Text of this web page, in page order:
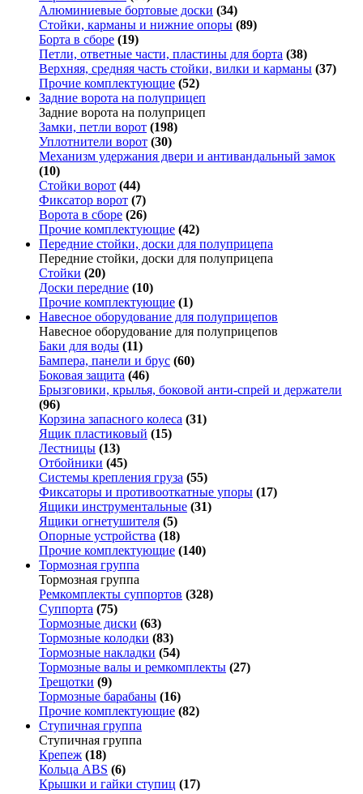
Алюминиевые бортовые доски (34)
Стойки, карманы и нижние опоры (89)
Борта в сборе (19)
Петли, ответные части, пластины для борта (38)
Верхняя, средняя часть стойки, вилки и карманы (37)
Прочие комплектующие (52)
Задние ворота на полуприцеп
Задние ворота на полуприцеп
Замки, петли ворот (198)
Уплотнители ворот (30)
Механизм удержания двери и антивандальный замок
(10)
Стойки ворот (44)
Фиксатор ворот (7)
Ворота в сборе (26)
Прочие комплектующие (42)
Передние стойки, доски для полуприцепа
Передние стойки, доски для полуприцепа
Стойки (20)
Доски передние (10)
Прочие комплектующие (1)
Навесное оборудование для полуприцепов
Навесное оборудование для полуприцепов
Баки для воды (11)
Бампера, панели и брус (60)
Боковая защита (46)
Брызговики, крылья, боковой анти-спрей и держатели
(96)
Корзина запасного колеса (31)
Ящик пластиковый (15)
Лестницы (13)
Отбойники (45)
Системы крепления груза (55)
Фиксаторы и противооткатные упоры (17)
Ящики инструментальные (31)
Ящики огнетушителя (5)
Опорные устройства (18)
Прочие комплектующие (140)
Тормозная группа
Тормозная группа
Ремкомплекты суппортов (328)
Суппорта (75)
Тормозные диски (63)
Тормозные колодки (83)
Тормозные накладки (54)
Тормозные валы и ремкомплекты (27)
Трещотки (9)
Тормозные барабаны (16)
Прочие комплектующие (82)
Ступичная группа
Ступичная группа
Крепеж (18)
Кольца ABS (6)
Крышки и гайки ступиц (17)